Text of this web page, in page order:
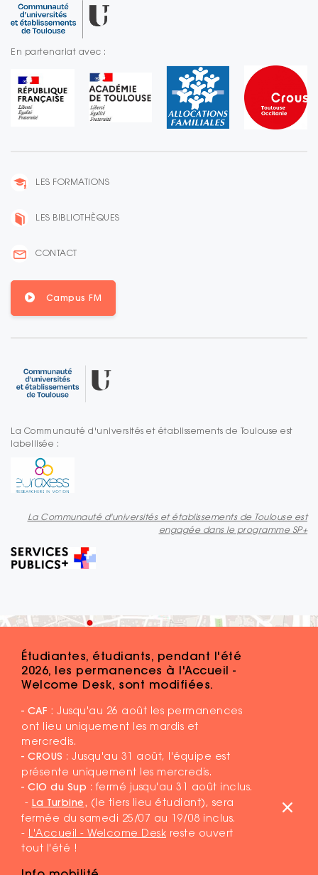
Étudiantes, étudiants, pendant l'été
2026, les permanences à l'Accueil -
Welcome Desk, sont modifiées.
- CAF : Jusqu'au 26 août les permanences
ont lieu uniquement les mardis et
mercredis.
- CROUS : Jusqu'au 31 août, l'équipe est
présente uniquement les mercredis.
- CIO du Sup : fermé jusqu'au 31 août inclus.
- La Turbine, (le tiers lieu étudiant), sera
fermée du samedi 25/07 au 19/08 inclus.
- L'Accueil - Welcome Desk reste ouvert
tout l'été !
En partenariat avec :
LES FORMATIONS
LES BIBLIOTHÈQUES
CONTACT
Campus FM
La Communauté d'universités et établissements de Toulouse est
labellisée :
La Communauté d'universités et établissements de Toulouse est
engagée dans le programme SP+